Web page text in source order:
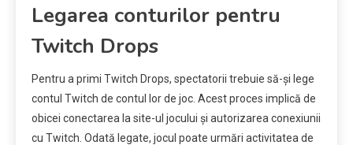
Legarea conturilor pentru
Twitch Drops
Pentru a primi Twitch Drops, spectatorii trebuie să-și lege
contul Twitch de contul lor de joc. Acest proces implică de
obicei conectarea la site-ul jocului și autorizarea conexiunii
cu Twitch. Odată legate, jocul poate urmări activitatea de